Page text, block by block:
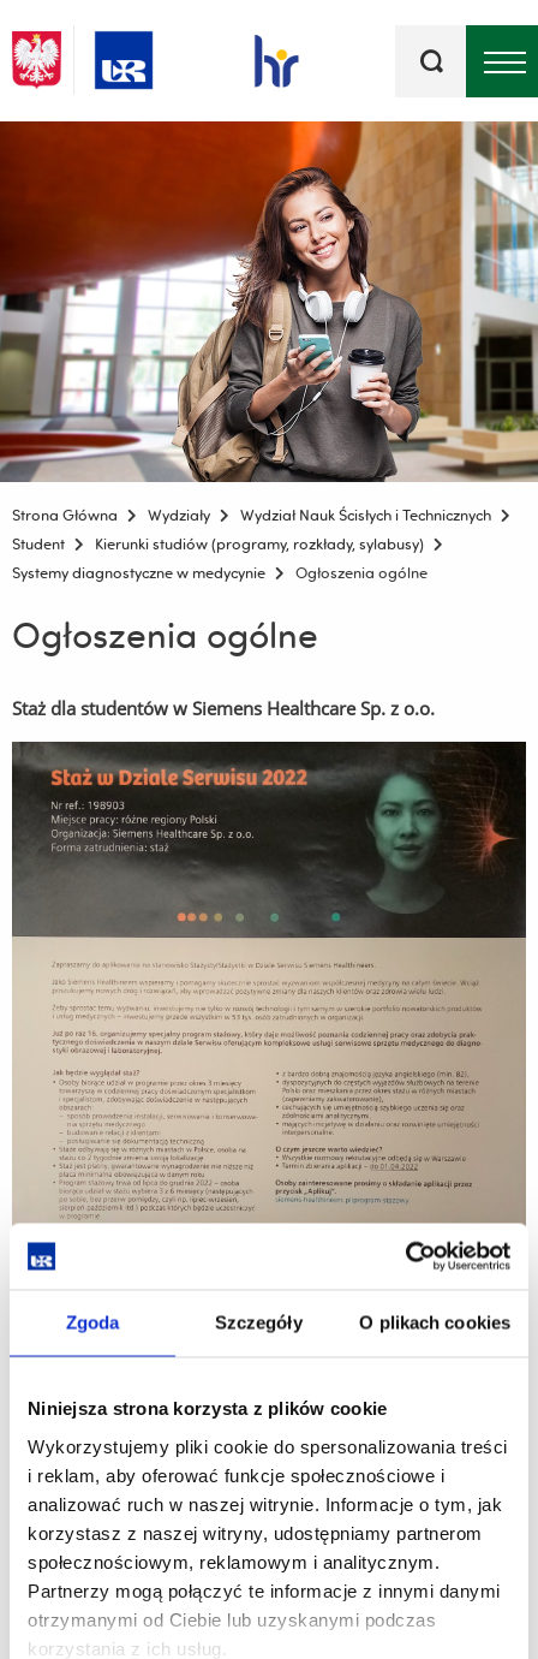
Zgoda Szczegóły O plikach cookies
Niniejsza strona korzysta z plików cookie
Wykorzystujemy pliki cookie do spersonalizowania treści
i reklam, aby oferować funkcje społecznościowe i
analizować ruch w naszej witrynie. Informacje o tym, jak
korzystasz z naszej witryny, udostępniamy partnerom
społecznościowym, reklamowym i analitycznym.
Partnerzy mogą połączyć te informacje z innymi danymi
otrzymanymi od Ciebie lub uzyskanymi podczas
korzystania z ich usług.
kluczowe
Strona Główna Wydziały
Wydział Nauk Ścisłych i Technicznych
Student
Kierunki studiów (programy, rozkłady, sylabusy)
Systemy diagnostyczne w medycynie
Ogłoszenia ogólne
Ogłoszenia ogólne
Staż dla studentów w Siemens Healthcare Sp. z o.o.